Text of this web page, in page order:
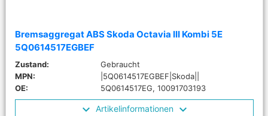
Bremsaggregat ABS Skoda Octavia III Kombi 5E
5Q0614517EGBEF
Zustand:
Gebraucht
MPN:
|5Q0614517EGBEF|Skoda||
OE:
5Q0614517EG, 10091703193
Artikelinformationen